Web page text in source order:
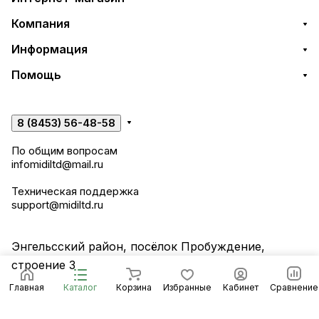
Главная Каталог Корзина Избранные Кабинет Сравнение
Компания
Информация
Помощь
8 (8453) 56-48-58
По общим вопросам
infomidiltd@mail.ru
Техническая поддержка
support@midiltd.ru
Энгельсский район, посёлок Пробуждение,
строение 3